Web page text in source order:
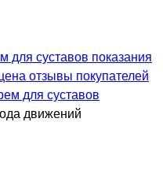
для суставов
движений